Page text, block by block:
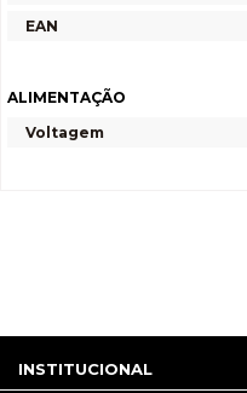
EAN
ALIMENTAÇÃO
Voltagem
INSTITUCIONAL